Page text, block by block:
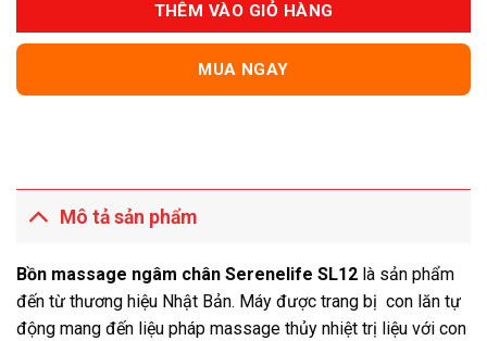
THÊM VÀO GIỎ HÀNG
MUA NGAY
Mô tả sản phẩm
Bồn massage ngâm chân Serenelife SL12 là sản phẩm
đến từ thương hiệu Nhật Bản. Máy được trang bị con lăn tự
động mang đến liệu pháp massage thủy nhiệt trị liệu với con